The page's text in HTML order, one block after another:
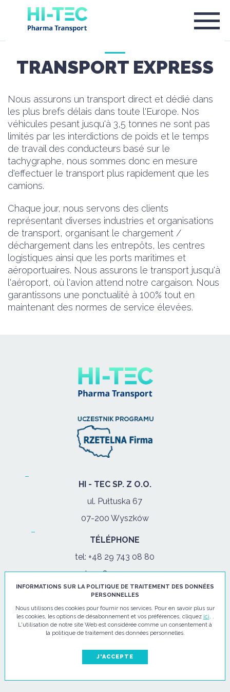
TRANSPORT EXPRESS
Nous assurons un transport direct et dédié dans
les plus brefs délais dans toute l'Europe. Nos
véhicules pesant jusqu'à 3,5 tonnes ne sont pas
limités par les interdictions de poids et le temps
de travail des conducteurs basé sur le
tachygraphe, nous sommes donc en mesure
d'effectuer le transport plus rapidement que les
camions.
Chaque jour, nous servons des clients
représentant diverses industries et organisations
de transport, organisant le chargement /
déchargement dans les entrepôts, les centres
logistiques ainsi que les ports maritimes et
aéroportuaires. Nous assurons le transport jusqu'à
l'aéroport, où l'avion attend notre cargaison. Nous
garantissons une ponctualité à 100% tout en
maintenant des normes de service élevées.
HI - TEC SP. Z O.O.
ul. Pułtuska 67
07-200 Wyszków
TÉLÉPHONE
tel: +48 29 743 08 80
mob:+48 502 702 472
E-MAIL
INFORMATIONS SUR LA POLITIQUE DE TRAITEMENT DES DONNÉES
PERSONNELLES
Nous utilisons des cookies pour fournir nos services. Pour en savoir plus sur
les cookies, les options de désabonnement et vos préférences, cliquez ici. .
L'utilisation de notre site Web est considérée comme un consentement à
la politique de traitement des données personnelles.
J'ACCEPTE